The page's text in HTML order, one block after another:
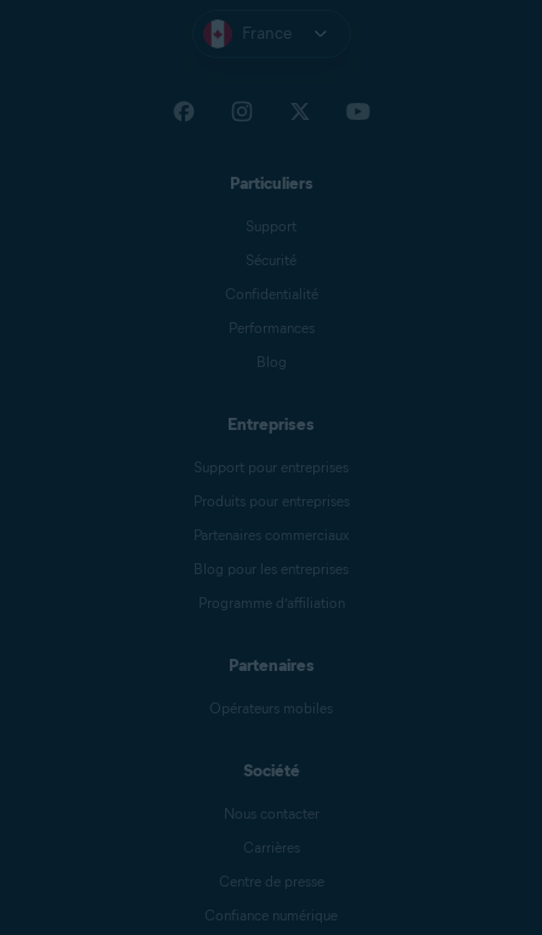
France
Particuliers
Support
Sécurité
Confidentialité
Performances
Blog
Entreprises
Support pour entreprises
Produits pour entreprises
Partenaires commerciaux
Blog pour les entreprises
Programme d’affiliation
Partenaires
Opérateurs mobiles
Société
Nous contacter
Carrières
Centre de presse
Confiance numérique